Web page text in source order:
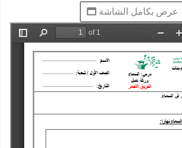
عرض بكامل الشاشة